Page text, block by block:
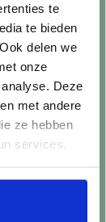
te
te bieden
delen we
onze
Deze
met andere
ze hebben
services.